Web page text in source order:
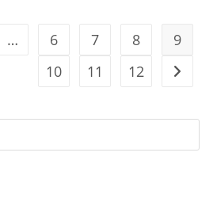
POM page
… 6 7 8
9
10
11 12 Go to